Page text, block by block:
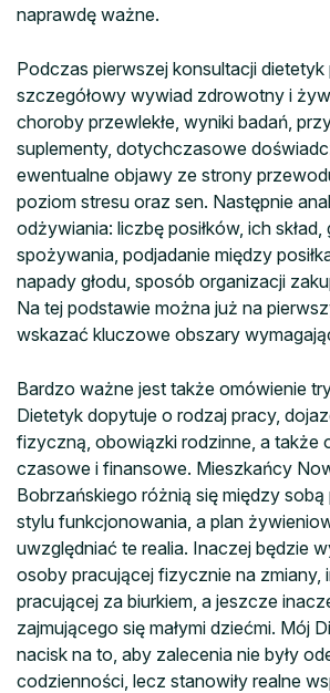
naprawdę ważne.
Podczas pierwszej konsultacji
szczegółowy wywiad zdrowotny i
choroby przewlekłe, wyniki badań,
suplementy, dotychczasowe
ewentualne objawy ze strony
poziom stresu oraz sen. Następnie
odżywiania: liczbę posiłków, ich
spożywania, podjadanie między
napady głodu, sposób organizacji
Na tej podstawie można już na
wskazać kluczowe obszary
Bardzo ważne jest także omówienie
Dietetyk dopytuje o rodzaj pracy,
fizyczną, obowiązki rodzinne, a także
czasowe i finansowe. Mieszkańcy
Bobrzańskiego różnią się między
stylu funkcjonowania, a plan
uwzględniać te realia. Inaczej będzie
osoby pracującej fizycznie na zmiany,
pracującej za biurkiem, a jeszcze
zajmującego się małymi dziećmi. Mój
nacisk na to, aby zalecenia nie były
codzienności, lecz stanowiły realne